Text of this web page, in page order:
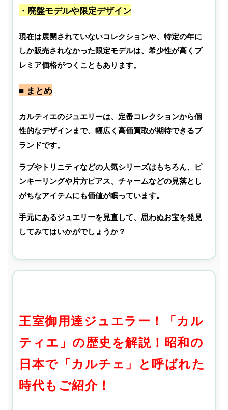
・廃盤モデルや限定デザイン
現在は展開されていないコレクションや、特定の年に
しか販売されなかった限定モデルは、希少性が高くプ
レミア価格がつくこともあります。
■ まとめ
カルティエのジュエリーは、定番コレクションから個
性的なデザインまで、幅広く高価買取が期待できるブ
ランドです。
ラブやトリニティなどの人気シリーズはもちろん、ピ
ンキーリングや片方ピアス、チャームなどの見落とし
がちなアイテムにも価値が眠っています。
手元にあるジュエリーを見直して、思わぬお宝を発見
してみてはいかがでしょうか？
王室御用達ジュエラー！「カル
ティエ」の歴史を解説！昭和の
日本で「カルチェ」と呼ばれた
時代もご紹介！